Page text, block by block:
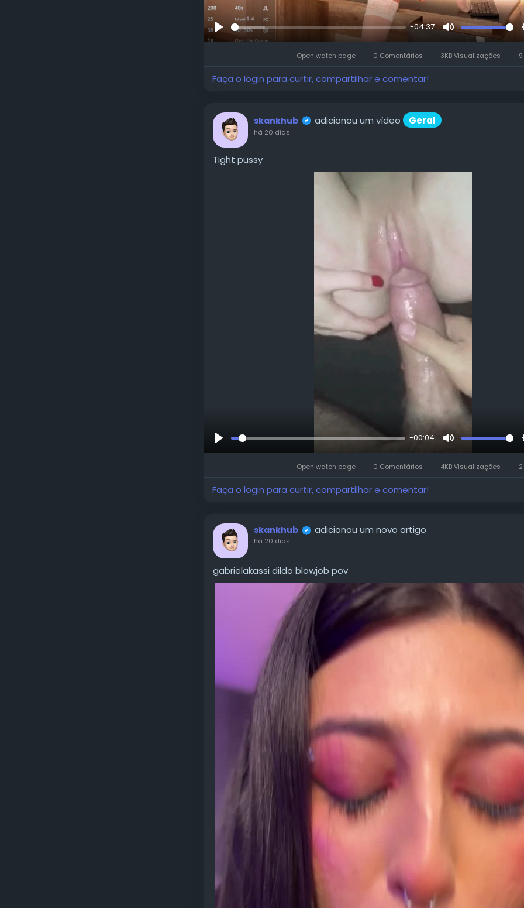
Reproduzir
-04:37
Mute
Open watch page 0 Comentários 3KB Visualizações 9
Faça o login para curtir, compartilhar e comentar!
skankhub adicionou um vídeo Geral
há 20 dias
Tight pussy
Reproduzir
-00:04
Mute
Open watch page 0 Comentários 4KB Visualizações 2
Faça o login para curtir, compartilhar e comentar!
skankhub adicionou um novo artigo
há 20 dias
gabrielakassi dildo blowjob pov